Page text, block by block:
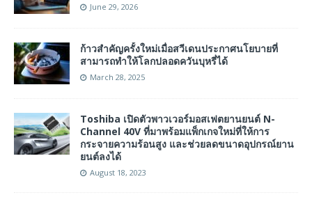
June 29, 2026
ก้าวสำคัญครั้งใหม่เมื่อสวีเดนประกาศนโยบายที่
สามารถทำให้โลกปลอดควันบุหรี่ได้
March 28, 2025
Toshiba เปิดตัวพาวเวอร์มอสเฟตยานยนต์ N-
Channel 40V ที่มาพร้อมแพ็กเกจใหม่ที่ให้การ
กระจายความร้อนสูง และช่วยลดขนาดอุปกรณ์ยาน
ยนต์ลงได้
August 18, 2023